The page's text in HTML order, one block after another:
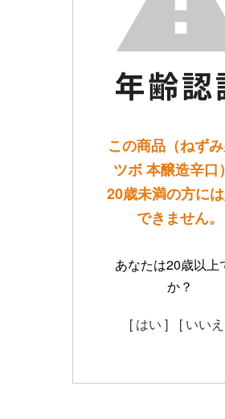
この商品（ねず
ツボ 本醸造辛口
20歳未満の方に
できません。
あなたは20歳以上
か？
[ はい ] [ いい